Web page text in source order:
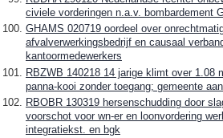
civiele vorderingen n.a.v. bombardement
GHAMS 020719 oordeel over
afvalverwerkingsbedrijf en causaal
kantoormedewerkers
RBZWB 140218 14 jarige klimt over 1.08
panna-kooi zonder toegang; gemeente
RBOBR 130319 hersenschudding door
voorschot voor wn-er en loonvordering
integratiekst. en bgk